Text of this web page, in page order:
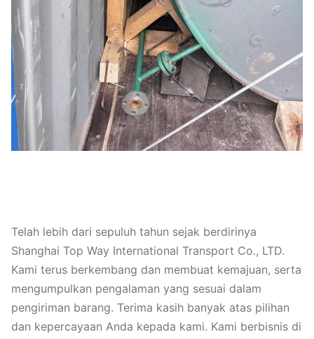
Telah lebih dari sepuluh tahun sejak berdirinya
Shanghai Top Way International Transport Co., LTD.
Kami terus berkembang dan membuat kemajuan, serta
mengumpulkan pengalaman yang sesuai dalam
pengiriman barang. Terima kasih banyak atas pilihan
dan kepercayaan Anda kepada kami. Kami berbisnis di